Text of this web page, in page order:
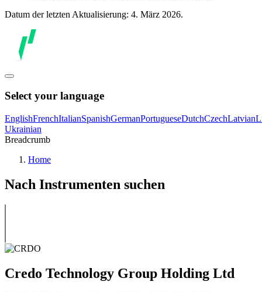
Datum der letzten Aktualisierung: 4. März 2026.
Select your language
EnglishFrenchItalianSpanishGermanPortugueseDutchCzechLatvian
Ukrainian
Breadcrumb
Home
Nach Instrumenten suchen
Credo Technology Group Holding Ltd